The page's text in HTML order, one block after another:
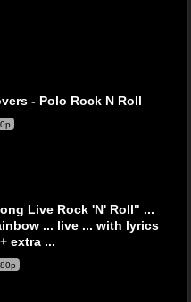
- Polo Rock N Roll
Live Rock 'N' Roll" ...
... live ... with lyrics
extra ...